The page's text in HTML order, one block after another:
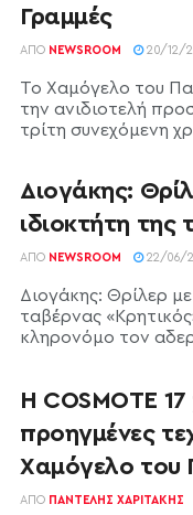
Γραμμές
ΑΠΌ NEWSROOM 20/12/
Το Χαμόγελο του
την ανιδιοτελή
τρίτη συνεχόμενη
Διογάκης:
ιδιοκτήτη της
ΑΠΌ NEWSROOM 22/06/
Διογάκης: Θρίλερ
ταβέρνας
κληρονόμο τον
Η COSMOTE 17
προηγμένες
Χαμόγελο του
ΑΠΌ ΠΑΝΤΕΛΉΣ ΧΑΡΙΤΆΚΗΣ